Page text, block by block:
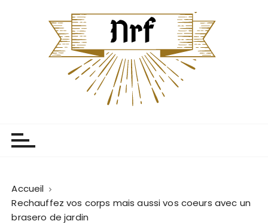
Accueil
Rechauffez vos corps mais aussi vos coeurs avec un
brasero de jardin